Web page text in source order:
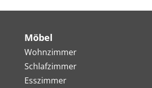
Möbel
Wohnzimmer
Schlafzimmer
Esszimmer